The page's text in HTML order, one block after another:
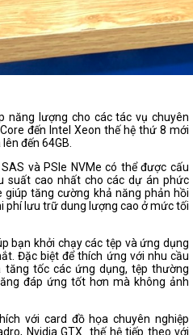
năng lượng cho các tác vụ chuyên
đến Intel Xeon thế hệ thứ 8 mới
đến 64GB.
và PSIe NVMe có thể được cấu
suất cao nhất cho các dự án phức
giúp tăng cường khả năng phản hồi
phí lưu trữ dung lượng cao ở mức tối
bạn khởi chạy các tệp và ứng dụng
Đặc biệt để thích ứng với nhu cầu
tốc các ứng dụng, tệp thường
đáp ứng tốt hơn mà không ảnh
với card đồ họa chuyên nghiệp
Nvidia GTX
thế hệ tiếp theo với